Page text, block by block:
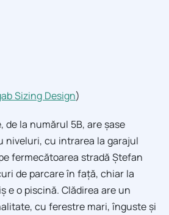
Sizing Design)
de la numărul 5B, are șase
niveluri, cu intrarea la garajul
fermecătoarea stradă Ștefan
de parcare în față, chiar la
e o piscină. Clădirea are un
cu ferestre mari, înguste și